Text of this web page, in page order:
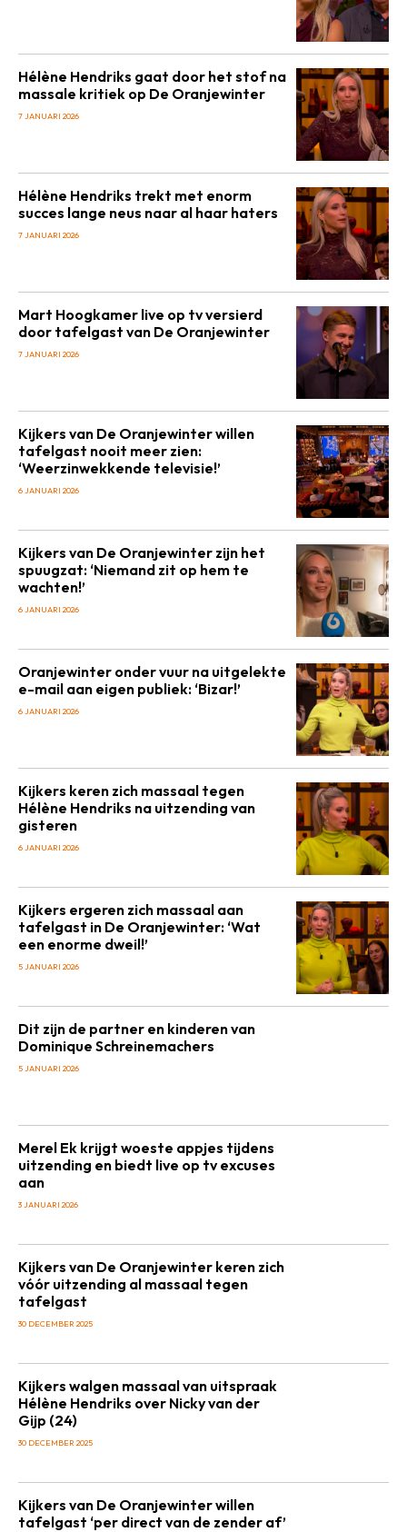
Hélène Hendriks gaat door het stof na
massale kritiek op De Oranjewinter
7 JANUARI 2026
Hélène Hendriks trekt met enorm
succes lange neus naar al haar haters
7 JANUARI 2026
Mart Hoogkamer live op tv versierd
door tafelgast van De Oranjewinter
7 JANUARI 2026
Kijkers van De Oranjewinter willen
tafelgast nooit meer zien:
‘Weerzinwekkende televisie!’
6 JANUARI 2026
Kijkers van De Oranjewinter zijn het
spuugzat: ‘Niemand zit op hem te
wachten!’
6 JANUARI 2026
Oranjewinter onder vuur na uitgelekte
e-mail aan eigen publiek: ‘Bizar!’
6 JANUARI 2026
Kijkers keren zich massaal tegen
Hélène Hendriks na uitzending van
gisteren
6 JANUARI 2026
Kijkers ergeren zich massaal aan
tafelgast in De Oranjewinter: ‘Wat
een enorme dweil!’
5 JANUARI 2026
Dit zijn de partner en kinderen van
Dominique Schreinemachers
5 JANUARI 2026
Merel Ek krijgt woeste appjes tijdens
uitzending en biedt live op tv excuses
aan
3 JANUARI 2026
Kijkers van De Oranjewinter keren zich
vóór uitzending al massaal tegen
tafelgast
30 DECEMBER 2025
Kijkers walgen massaal van uitspraak
Hélène Hendriks over Nicky van der
Gijp (24)
30 DECEMBER 2025
Kijkers van De Oranjewinter willen
tafelgast ‘per direct van de zender af’